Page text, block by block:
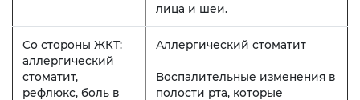
лица и шеи.
Со стороны ЖКТ:
аллергический
стоматит,
рефлюкс, боль в
Аллергический стоматит
Воспалительные изменения в
полости рта, которые